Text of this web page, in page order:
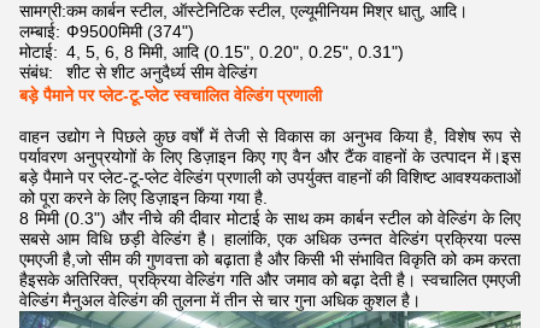
सामग्री:कम कार्बन स्टील, ऑस्टेनिटिक स्टील, एल्यूमीनियम मिश्र धातु, आदि।
लम्बाई: Ф9500मिमी (374")
मोटाई: 4, 5, 6, 8 मिमी, आदि (0.15", 0.20", 0.25", 0.31")
संबंध:
शीट से शीट अनुदैर्ध्य सीम वेल्डिंग
बड़े पैमाने पर प्लेट-टू-प्लेट स्वचालित वेल्डिंग प्रणाली
वाहन उद्योग ने पिछले कुछ वर्षों में तेजी से विकास का अनुभव किया है, विशेष रूप से
पर्यावरण अनुप्रयोगों के लिए डिज़ाइन किए गए वैन और टैंक वाहनों के उत्पादन में।इस
बड़े पैमाने पर प्लेट-टू-प्लेट वेल्डिंग प्रणाली को उपर्युक्त वाहनों की विशिष्ट आवश्यकताओं
को पूरा करने के लिए डिज़ाइन किया गया है.
8 मिमी (0.3") और नीचे की दीवार मोटाई के साथ कम कार्बन स्टील को वेल्डिंग के लिए
सबसे आम विधि छड़ी वेल्डिंग है। हालांकि, एक अधिक उन्नत वेल्डिंग प्रक्रिया पल्स
एमएजी है,जो सीम की गुणवत्ता को बढ़ाता है और किसी भी संभावित विकृति को कम करता
हैइसके अतिरिक्त, प्रक्रिया वेल्डिंग गति और जमाव को बढ़ा देती है। स्वचालित एमएजी
वेल्डिंग मैनुअल वेल्डिंग की तुलना में तीन से चार गुना अधिक कुशल है।